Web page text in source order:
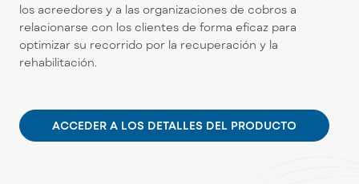
los acreedores y a las organizaciones de cobros a
relacionarse con los clientes de forma eficaz para
optimizar su recorrido por la recuperación y la
rehabilitación.
ACCEDER A LOS DETALLES DEL PRODUCTO